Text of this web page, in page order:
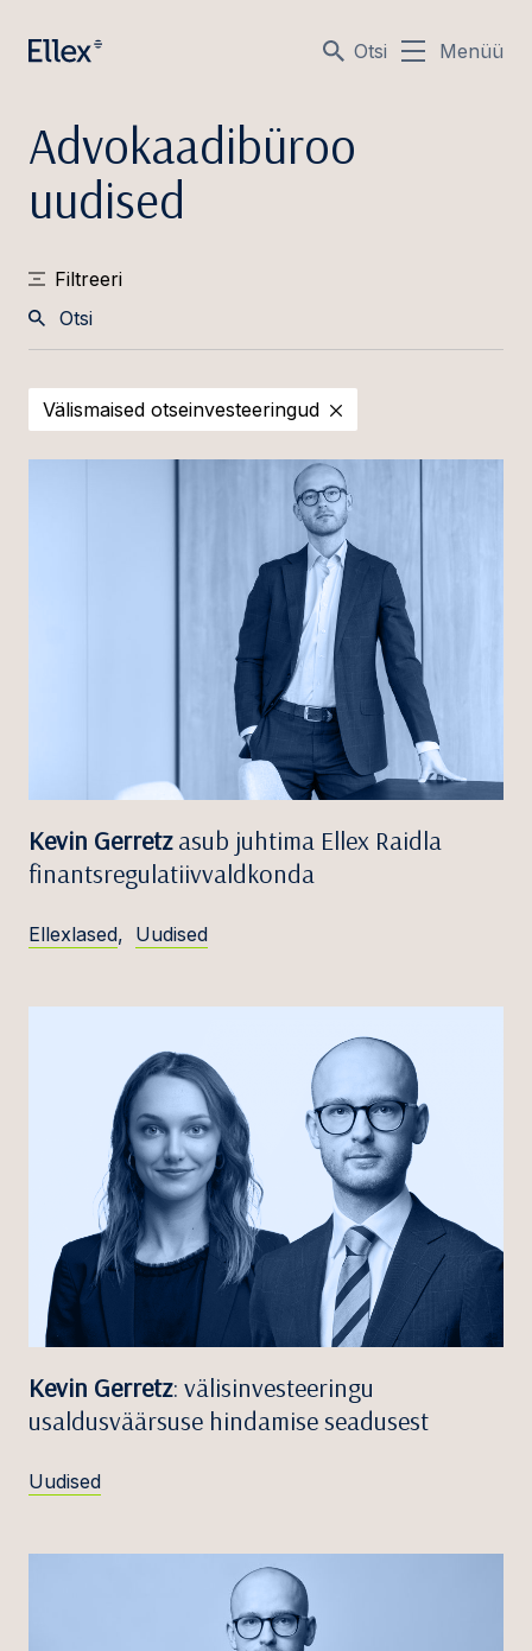
Otsi Menüü
Advokaadibüroo
uudised
Filtreeri
Välismaised otseinvesteeringud
Kevin Gerretzasub juhtima Ellex Raidla
finantsregulatiivvaldkonda
Ellexlased, Uudised
Kevin Gerretz: välisinvesteeringu
usaldusväärsuse hindamise seadusest
Uudised